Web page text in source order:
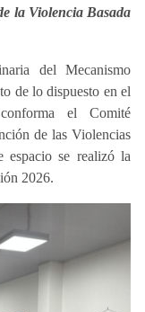
la Violencia Basada
del Mecanismo
de lo dispuesto en el
el Comité
de las Violencias
espacio se realizó la
2026.